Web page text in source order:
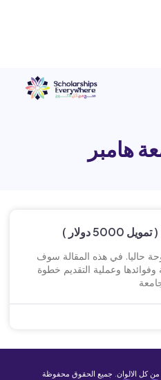
هامبر
حاليا. في هذه المقالة سوف
وعملية التقديم خطوة